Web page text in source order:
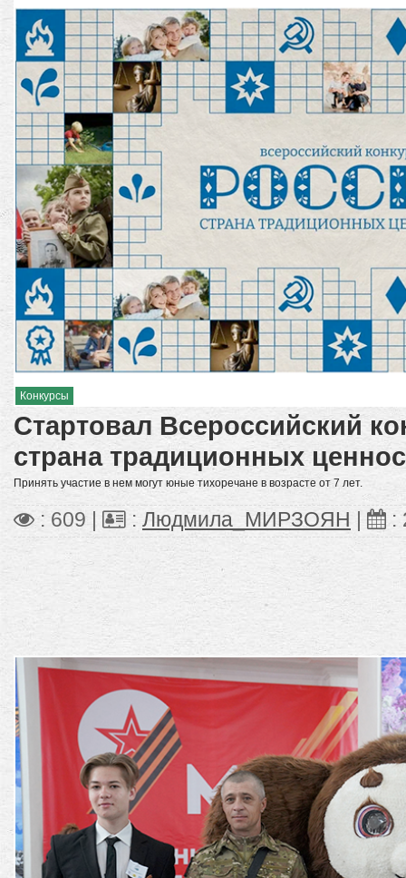
Конкурсы
Стартовал Всероссийский
страна традиционных
Принять участие в нем могут юные тихоречане в возрасте от 7 лет.
: 609 | : Людмила_МИРЗОЯН :